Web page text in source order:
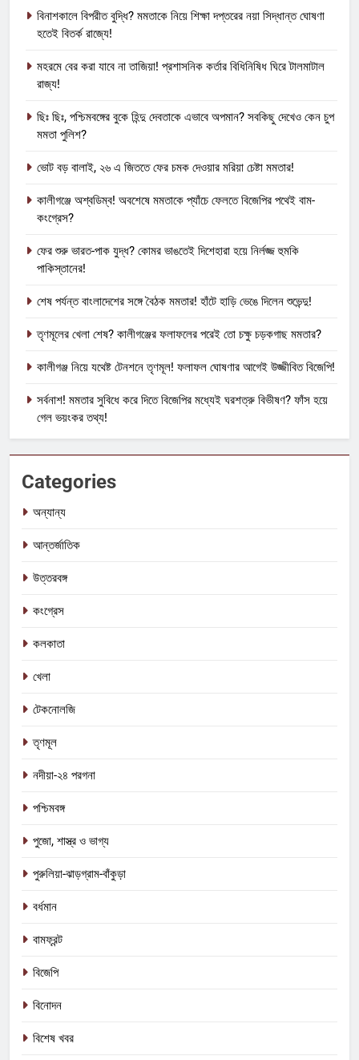
বিনাশকালে বিপরীত বুদ্ধি? মমতাকে নিয়ে শিক্ষা দপ্তরের নয়া সিদ্ধান্ত ঘোষণা
হতেই বিতর্ক রাজ্যে!
মহরমে বের করা যাবে না তাজিয়া! প্রশাসনিক কর্তার বিধিনিষিধ ঘিরে টালমাটাল
রাজ্য!
ছিঃ ছিঃ, পশ্চিমবঙ্গের বুকে হিন্দু দেবতাকে এভাবে অপমান? সবকিছু দেখেও কেন চুপ
মমতা পুলিশ?
ভোট বড় বালাই, ২৬ এ জিততে ফের চমক দেওয়ার মরিয়া চেষ্টা মমতার!
কালীগঞ্জে অশ্বডিম্ব! অবশেষে মমতাকে প্যাঁচে ফেলতে বিজেপির পথেই বাম-
কংগ্রেস?
ফের শুরু ভারত-পাক যুদ্ধ? কোমর ভাঙতেই দিশেহারা হয়ে নির্লজ্জ হুমকি
পাকিস্তানের!
শেষ পর্যন্ত বাংলাদেশের সঙ্গে বৈঠক মমতার! হাঁটে হাড়ি ভেঙে দিলেন শুভেন্দু!
তৃণমূলের খেলা শেষ? কালীগঞ্জের ফলাফলের পরেই তো চক্ষু চড়কগাছ মমতার?
কালীগঞ্জ নিয়ে যথেষ্ট টেনশনে তৃণমূল! ফলাফল ঘোষণার আগেই উজ্জীবিত বিজেপি!
সর্বনাশ! মমতার সুবিধে করে দিতে বিজেপির মধ্যেই ঘরশত্রু বিভীষণ? ফাঁস হয়ে
গেল ভয়ংকর তথ্য!
Categories
অন্যান্য
আন্তর্জাতিক
উত্তরবঙ্গ
কংগ্রেস
কলকাতা
খেলা
টেকনোলজি
তৃণমূল
নদীয়া-২৪ পরগনা
পশ্চিমবঙ্গ
পুজো, শাস্ত্র ও ভাগ্য
পুরুলিয়া-ঝাড়গ্রাম-বাঁকুড়া
বর্ধমান
বামফ্রন্ট
বিজেপি
বিনোদন
বিশেষ খবর